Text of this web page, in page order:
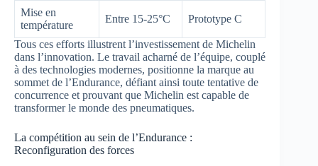
Mise en
température
Entre 15-25°C Prototype C
Tous ces efforts illustrent l’investissement de Michelin
dans l’innovation. Le travail acharné de l’équipe, couplé
à des technologies modernes, positionne la marque au
sommet de l’Endurance, défiant ainsi toute tentative de
concurrence et prouvant que Michelin est capable de
transformer le monde des pneumatiques.
La compétition au sein de l’Endurance :
Reconfiguration des forces